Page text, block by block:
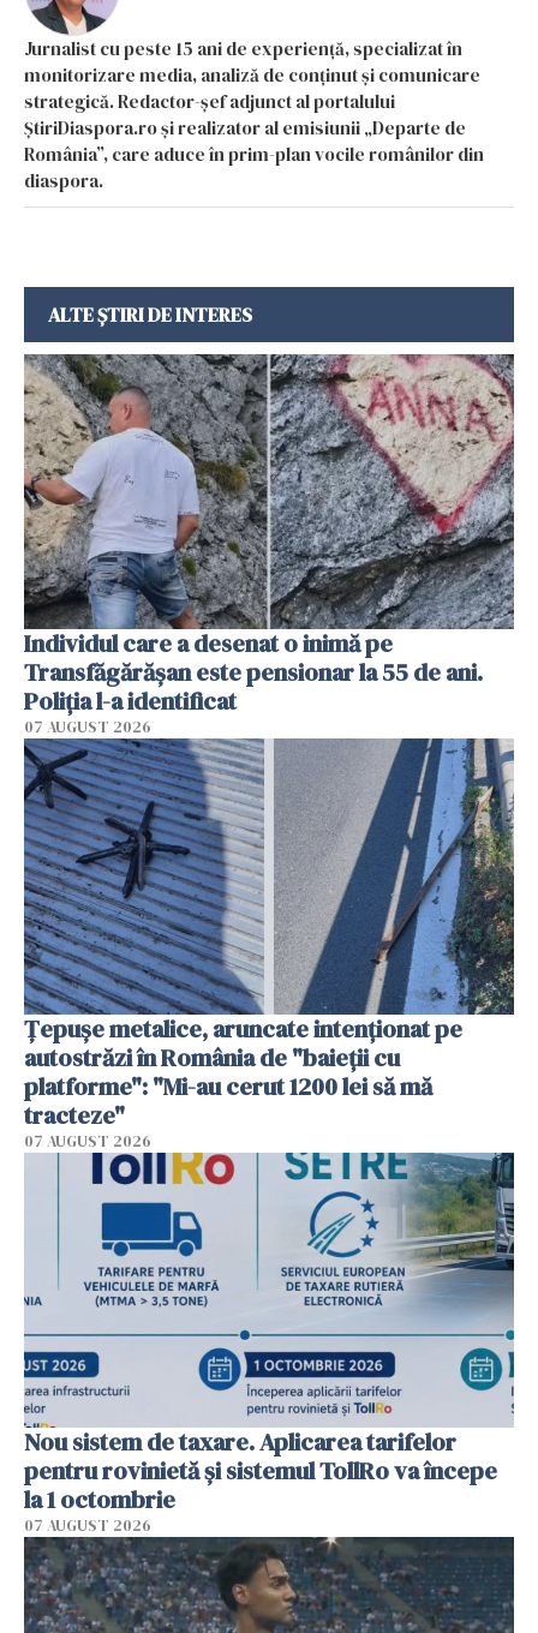
Jurnalist cu peste 15 ani de experiență, specializat în
monitorizare media, analiză de conținut și comunicare
strategică. Redactor-șef adjunct al portalului
ȘtiriDiaspora.ro și realizator al emisiunii „Departe de
România”, care aduce în prim-plan vocile românilor din
diaspora.
ALTE ȘTIRI DE INTERES
Individul care a desenat o inimă pe
Transfăgărășan este pensionar la 55 de ani.
Poliția l-a identificat
07 AUGUST 2026
Țepușe metalice, aruncate intenționat pe
autostrăzi în România de "baieții cu
platforme": "Mi-au cerut 1200 lei să mă
tracteze"
07 AUGUST 2026
Nou sistem de taxare. Aplicarea tarifelor
pentru rovinietă şi sistemul TollRo va începe
la 1 octombrie
07 AUGUST 2026